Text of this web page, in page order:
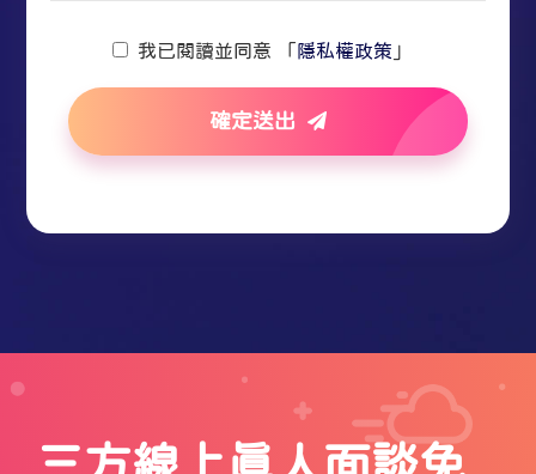
我已閱讀並同意 「隱私權政策 」
確定送出